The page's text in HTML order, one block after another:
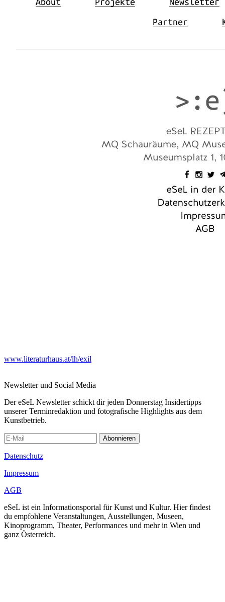
www.literaturhaus.at/lh/exil
Newsletter und Social Media
Der eSeL Newsletter schickt dir jeden Donnerstag Insidertipps
unserer Terminredaktion und fotografische Highlights aus dem
Kunstbetrieb.
Abonnieren
Datenschutz
Impressum
AGB
eSeL ist ein Informationsportal für Kunst und Kultur. Hier findest
du empfohlene Veranstaltungen, Ausstellungen, Museen,
Kinoprogramm, Theater, Performances und mehr in Wien und
ganz Österreich.